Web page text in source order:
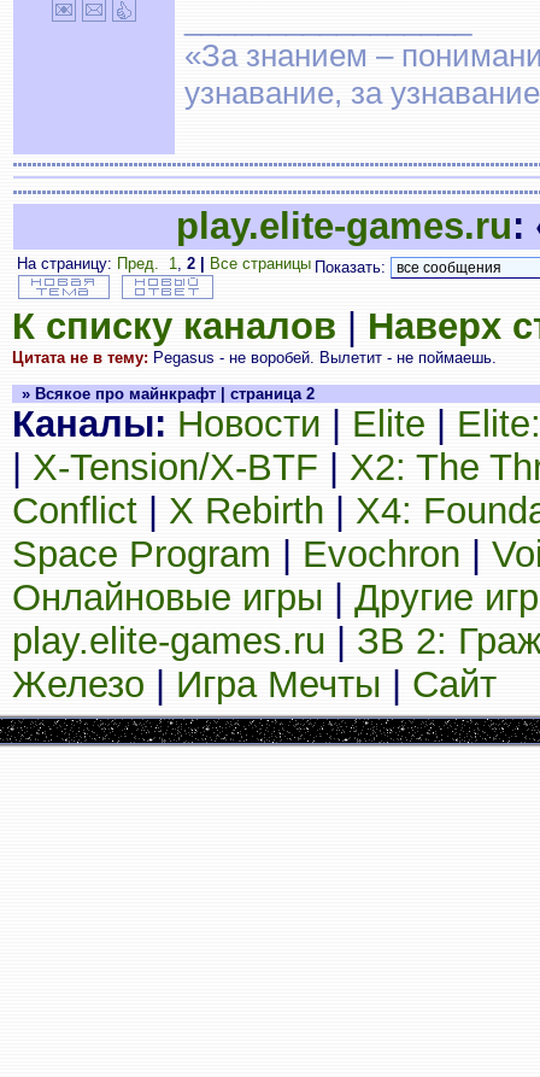
«За знанием –
узнавание, за
play.elite-games.ru:
На страницу: Пред. 1, 2 Все страницы Показать:
К списку каналов Наверх
Цитата не в тему: Pegasus - не воробей. Вылетит - не поймаешь.
» Всякое про майнкрафт | страница 2
Каналы: Новости Elite
X-Tension/X-BTF
X2: The
Conflict
X Rebirth
X4:
Space Program
Evochron
Онлайновые игры
Другие
play.elite-games.ru
ЗВ 2:
Железо
Игра Мечты Сайт